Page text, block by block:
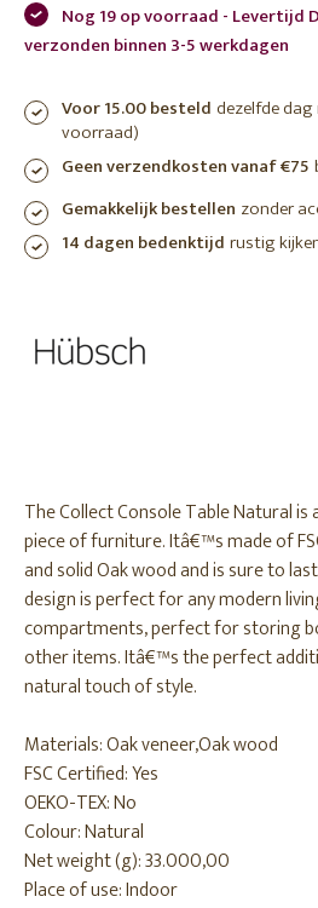
Nog 19 op voorraad -
verzonden binnen 3-5 werkdagen
Voor 15.00 besteld dezelfde
voorraad)
Geen verzendkosten vanaf €75
Gemakkelijk bestellen zonder
14 dagen bedenktijd rustig
The Collect Console Table Natural is
piece of furniture. Itâ€™s made of
and solid Oak wood and is sure to
design is perfect for any modern
compartments, perfect for storing
other items. Itâ€™s the perfect
natural touch of style.
Materials: Oak veneer,Oak wood
FSC Certified: Yes
OEKO-TEX: No
Colour: Natural
Net weight (g): 33.000,00
Place of use: Indoor